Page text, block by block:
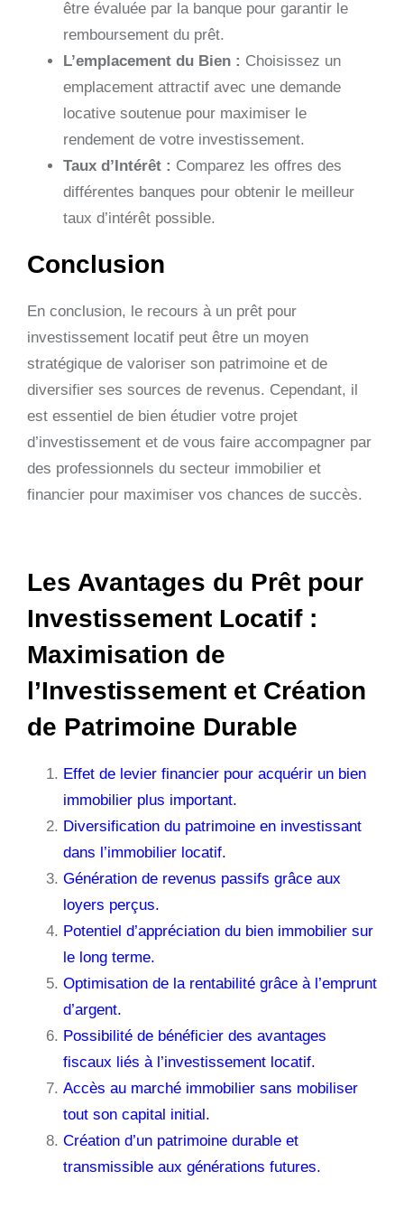
être évaluée par la banque pour garantir le
remboursement du prêt.
L’emplacement du Bien : Choisissez un
emplacement attractif avec une demande
locative soutenue pour maximiser le
rendement de votre investissement.
Taux d’Intérêt : Comparez les offres des
différentes banques pour obtenir le meilleur
taux d’intérêt possible.
Conclusion
En conclusion, le recours à un prêt pour
investissement locatif peut être un moyen
stratégique de valoriser son patrimoine et de
diversifier ses sources de revenus. Cependant, il
est essentiel de bien étudier votre projet
d’investissement et de vous faire accompagner par
des professionnels du secteur immobilier et
financier pour maximiser vos chances de succès.
Les Avantages du Prêt pour
Investissement Locatif :
Maximisation de
l’Investissement et Création
de Patrimoine Durable
Effet de levier financier pour acquérir un bien
immobilier plus important.
Diversification du patrimoine en investissant
dans l’immobilier locatif.
Génération de revenus passifs grâce aux
loyers perçus.
Potentiel d’appréciation du bien immobilier sur
le long terme.
Optimisation de la rentabilité grâce à l’emprunt
d’argent.
Possibilité de bénéficier des avantages
fiscaux liés à l’investissement locatif.
Accès au marché immobilier sans mobiliser
tout son capital initial.
Création d’un patrimoine durable et
transmissible aux générations futures.